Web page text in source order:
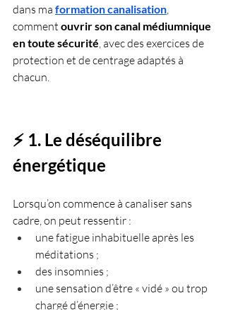
dans ma formation canalisation
comment ouvrir son canal médiumnique
en toute sécurité , avec des exercices de
protection et de centrage adaptés à
chacun.
⚡ 1. Le déséquilibre
énergétique
Lorsqu’on commence à canaliser sans
cadre, on peut ressentir :
une fatigue inhabituelle après les
méditations ;
des insomnies ;
une sensation d’être « vidé » ou trop
chargé d’énergie ;